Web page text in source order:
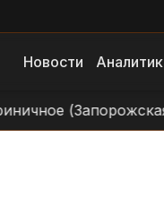
Новости
(Запорожская)